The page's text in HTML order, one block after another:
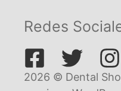
Redes
2026 © Dental